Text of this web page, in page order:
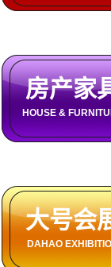
房产家
HOUSE &
大号会
DAHAO